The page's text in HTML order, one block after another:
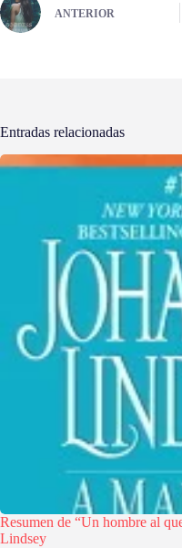
ANTERIOR
Entradas relacionadas
Resumen de “Un hombre al
Lindsey